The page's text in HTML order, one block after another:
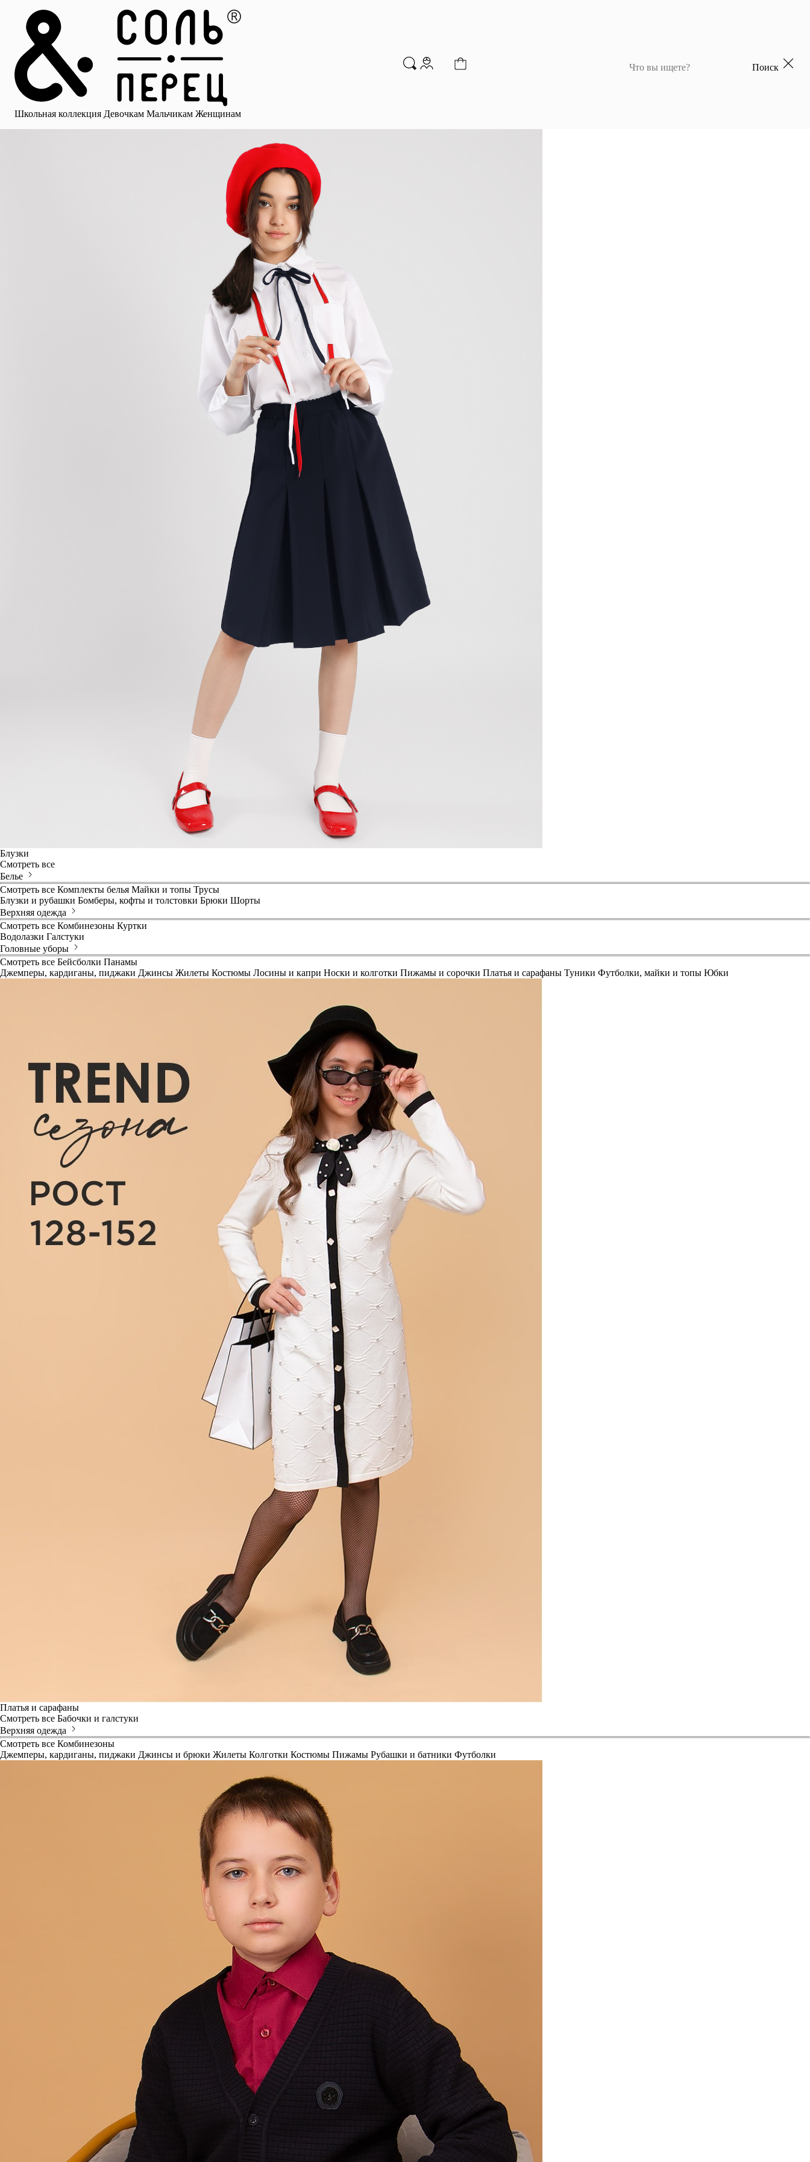
Школьная коллекция Девочкам Мальчикам Женщинам
Поиск
Главная
Каталог
Избранное
Профиль
Корзина
Школьная коллекция
Мальчикам Женщинам
Брюки для мальчиков
для девочек Носки Рубашки Платья и сарафаны Юбки
Блузки
Смотреть все
Белье
Смотреть все Комплекты белья Майки и топы Трусы
Блузки и рубашки Бомберы, кофты и толстовки Брюки Шорты
Верхняя одежда
Смотреть все Комбинезоны Куртки
Водолазки Галстуки
Головные уборы
Смотреть все Бейсболки Панамы
Джемперы, кардиганы, пиджаки Джинсы Жилеты Костюмы Лосины и капри Носки и колготки Пижамы и сорочки Платья и сарафаны Туники Футболки, майки и топы Юбки
Платья и сарафаны
Смотреть все Бабочки и галстуки
Верхняя одежда
Смотреть все Комбинезоны
Джемперы, кардиганы, пиджаки Джинсы и брюки Жилеты Колготки Костюмы Пижамы Рубашки и батники Футболки